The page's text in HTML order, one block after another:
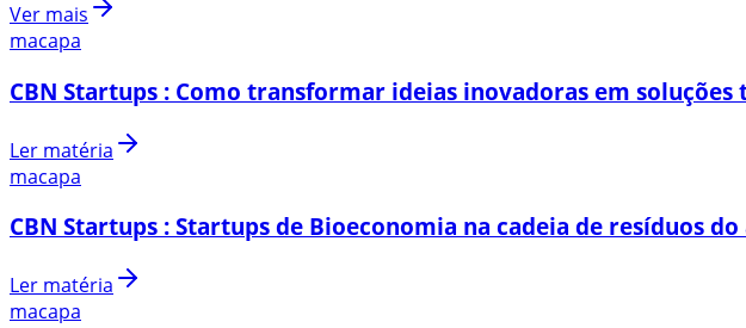
Ver mais
macapa
CBN Startups : Como transformar ideias inovadoras em soluções
Ler matéria
macapa
CBN Startups : Startups de Bioeconomia na cadeia de resíduos do
Ler matéria
macapa